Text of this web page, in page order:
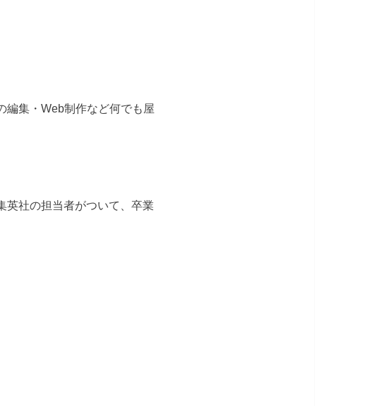
編集・Web制作など何でも屋
英社の担当者がついて、卒業